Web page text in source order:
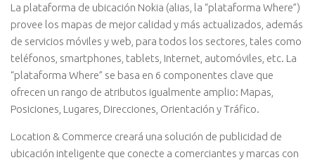
La plataforma de ubicación Nokia (alias, la “plataforma Where”)
provee los mapas de mejor calidad y más actualizados, además
de servicios móviles y web, para todos los sectores, tales como
teléfonos, smartphones, tablets, Internet, automóviles, etc. La
“plataforma Where” se basa en 6 componentes clave que
ofrecen un rango de atributos igualmente amplio: Mapas,
Posiciones, Lugares, Direcciones, Orientación y Tráfico.
Location & Commerce creará una solución de publicidad de
ubicación inteligente que conecte a comerciantes y marcas con